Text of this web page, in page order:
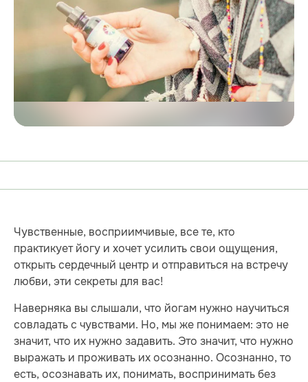
Чувственные, восприимчивые, все те, кто
практикует йогу и хочет усилить свои ощущения,
открыть сердечный центр и отправиться на встречу
любви, эти секреты для вас!
Наверняка вы слышали, что йогам нужно научиться
совладать с чувствами. Но, мы же понимаем: это не
значит, что их нужно задавить. Это значит, что нужно
выражать и проживать их осознанно. Осознанно, то
есть, осознавать их, понимать, воспринимать без